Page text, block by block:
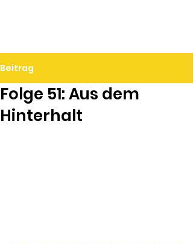
Beitrag
Folge 51: Aus dem
Hinterhalt